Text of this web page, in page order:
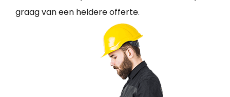
graag van een heldere offerte.